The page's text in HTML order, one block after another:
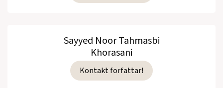
Sayyed Noor Tahmasbi
Khorasani
Kontakt forfattar!